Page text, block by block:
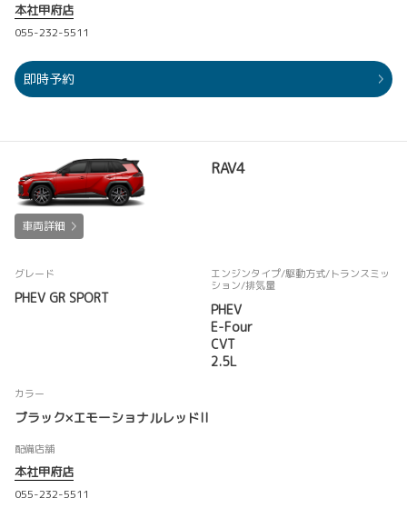
本社甲府店
055-232-5511
即時予約
RAV4
車両詳細
グレード
PHEV GR SPORT
エンジンタイプ/駆動方式/トランスミッ
ション/排気量
PHEV
E-Four
CVT
2.5L
カラー
ブラック×エモーショナルレッドII
配備店舗
本社甲府店
055-232-5511